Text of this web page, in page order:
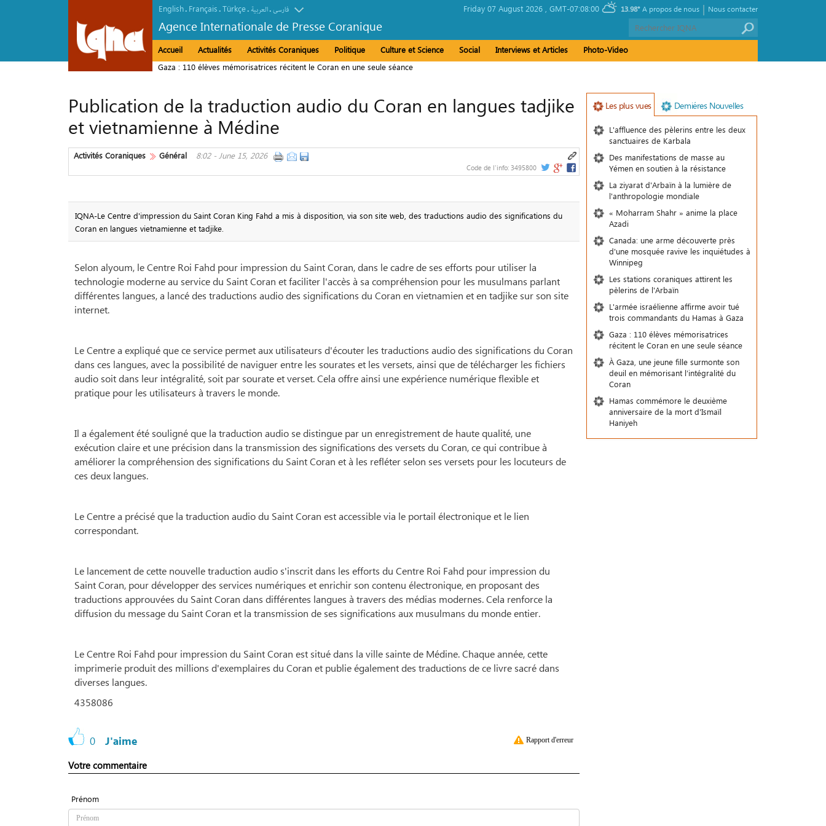
English. Français.Türkçe. العربیة.فارسی
Agence Internationale de Presse Coranique
Friday 07 August 2026 , GMT-07:08:00 13.98° Nous contacter
|
A propos de nous
Accueil Actualités Activités Coraniques Politique Culture et Science Social Interviews et Articles
Photo-Video
Gaza : 110 élèves mémorisatrices récitent le Coran en une seule séance
Publication de la traduction audio du Coran en langues tadjike
et vietnamienne à Médine
Activités Coraniques Général 8:02 - June 15, 2026
Code de l'info: 3495800
IQNA-Le Centre d'impression du Saint Coran King Fahd a mis à disposition, via son site web, des traductions audio des significations du
Coran en langues vietnamienne et tadjike.
Selon alyoum, le Centre Roi Fahd pour impression du Saint Coran, dans le cadre de ses efforts pour utiliser la
technologie moderne au service du Saint Coran et faciliter l'accès à sa compréhension pour les musulmans parlant
différentes langues, a lancé des traductions audio des significations du Coran en vietnamien et en tadjike sur son site
internet.
Le Centre a expliqué que ce service permet aux utilisateurs d'écouter les traductions audio des significations du Coran
dans ces langues, avec la possibilité de naviguer entre les sourates et les versets, ainsi que de télécharger les fichiers
audio soit dans leur intégralité, soit par sourate et verset. Cela offre ainsi une expérience numérique flexible et
pratique pour les utilisateurs à travers le monde.
Il a également été souligné que la traduction audio se distingue par un enregistrement de haute qualité, une
exécution claire et une précision dans la transmission des significations des versets du Coran, ce qui contribue à
améliorer la compréhension des significations du Saint Coran et à les refléter selon ses versets pour les locuteurs de
ces deux langues.
Le Centre a précisé que la traduction audio du Saint Coran est accessible via le portail électronique et le lien
correspondant.
Le lancement de cette nouvelle traduction audio s'inscrit dans les efforts du Centre Roi Fahd pour impression du
Saint Coran, pour développer des services numériques et enrichir son contenu électronique, en proposant des
traductions approuvées du Saint Coran dans différentes langues à travers des médias modernes. Cela renforce la
diffusion du message du Saint Coran et la transmission de ses significations aux musulmans du monde entier.
Le Centre Roi Fahd pour impression du Saint Coran est situé dans la ville sainte de Médine. Chaque année, cette
imprimerie produit des millions d'exemplaires du Coran et publie également des traductions de ce livre sacré dans
diverses langues.
4358086
0 J'aime Rapport d'erreur
Votre commentaire
Prénom
Les plus vues Demiéres Nouvelles
L'affluence des pèlerins entre les deux
sanctuaires de Karbala
Des manifestations de masse au
Yémen en soutien à la résistance
La ziyarat d'Arbaïn à la lumière de
l'anthropologie mondiale
« Moharram Shahr » anime la place
Azadi
Canada: une arme découverte près
d'une mosquée ravive les inquiétudes à
Winnipeg
Les stations coraniques attirent les
pèlerins de l'Arbaïn
L'armée israélienne affirme avoir tué
trois commandants du Hamas à Gaza
Gaza : 110 élèves mémorisatrices
récitent le Coran en une seule séance
À Gaza, une jeune fille surmonte son
deuil en mémorisant l’intégralité du
Coran
Hamas commémore le deuxième
anniversaire de la mort d'Ismaïl
Haniyeh